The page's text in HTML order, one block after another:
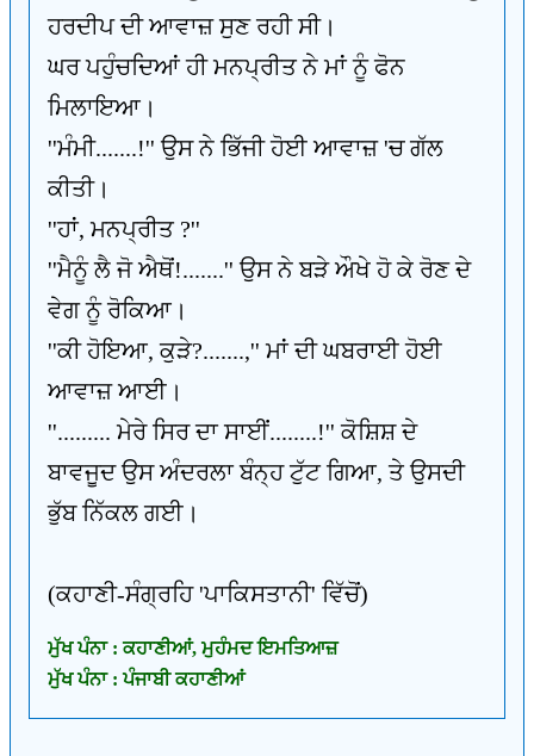
ਹਰਦੀਪ ਦੀ ਆਵਾਜ਼ ਸੁਣ ਰਹੀ ਸੀ।
ਘਰ ਪਹੁੰਚਦਿਆਂ ਹੀ ਮਨਪ੍ਰੀਤ ਨੇ ਮਾਂ ਨੂੰ ਫੋਨ
ਮਿਲਾਇਆ।
''ਮੰਮੀ.......!'' ਉਸ ਨੇ ਭਿੱਜੀ ਹੋਈ ਆਵਾਜ਼ 'ਚ ਗੱਲ
ਕੀਤੀ।
''ਹਾਂ, ਮਨਪ੍ਰੀਤ ?''
''ਮੈਨੂੰ ਲੈ ਜੋ ਐਥੋਂ!.......'' ਉਸ ਨੇ ਬੜੇ ਔਖੇ ਹੋ ਕੇ ਰੋਣ ਦੇ
ਵੇਗ ਨੂੰ ਰੋਕਿਆ।
''ਕੀ ਹੋਇਆ, ਕੁੜੇ?.......,'' ਮਾਂ ਦੀ ਘਬਰਾਈ ਹੋਈ
ਆਵਾਜ਼ ਆਈ।
''......... ਮੇਰੇ ਸਿਰ ਦਾ ਸਾਈਂ........!'' ਕੋਸ਼ਿਸ਼ ਦੇ
ਬਾਵਜੂਦ ਉਸ ਅੰਦਰਲਾ ਬੰਨ੍ਹ ਟੁੱਟ ਗਿਆ, ਤੇ ਉਸਦੀ
ਭੁੱਬ ਨਿੱਕਲ ਗਈ।
(ਕਹਾਣੀ-ਸੰਗ੍ਰਹਿ 'ਪਾਕਿਸਤਾਨੀ' ਵਿੱਚੋਂ)
ਮੁੱਖ ਪੰਨਾ : ਕਹਾਣੀਆਂ, ਮੁਹੰਮਦ ਇਮਤਿਆਜ਼
ਮੁੱਖ ਪੰਨਾ : ਪੰਜਾਬੀ ਕਹਾਣੀਆਂ